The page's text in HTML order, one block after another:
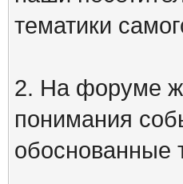
тематики
2. На форуме
понимания
обоснованные